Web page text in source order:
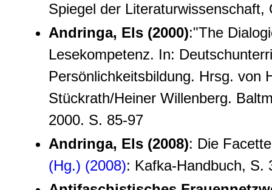
Spiegel der Literaturwissenschaft,
Andringa, Els (2000):"The
Lesekompetenz. In:
Persönlichkeitsbildung. Hrsg. von
Stückrath/Heiner Willenberg.
2000. S. 85-97
Andringa, Els (2008): Die
(Hg.) (2008): Kafka-Handbuch, S.